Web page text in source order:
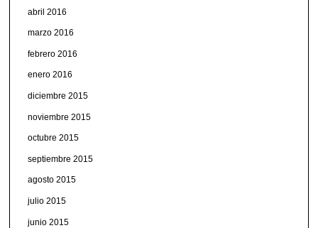
abril 2016
marzo 2016
febrero 2016
enero 2016
diciembre 2015
noviembre 2015
octubre 2015
septiembre 2015
agosto 2015
julio 2015
junio 2015